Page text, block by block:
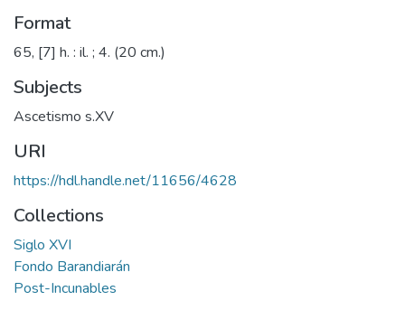
Format
65, [7] h. : il. ; 4. (20 cm.)
Subjects
Ascetismo s.XV
URI
https://hdl.handle.net/11656/4628
Collections
Siglo XVI
Fondo Barandiarán
Post-Incunables